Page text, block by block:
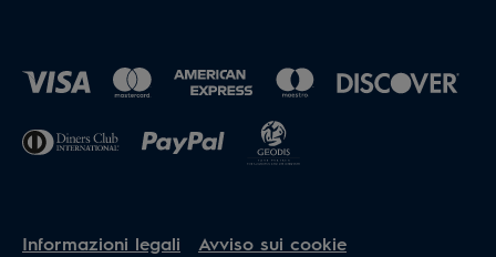
Informazioni legali Avviso sui cookie